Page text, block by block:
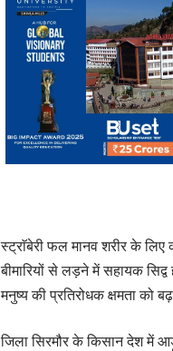
स्ट्राॅबेरी फल मानव शरीर के लिए
बीमारियों से लड़ने में सहायक
मनुष्य की प्रतिरोधक क्षमता को
जिला सिरमौर के किसान देश में